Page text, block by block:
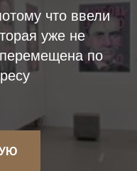
что ввели
уже не
по